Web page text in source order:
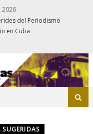
2026
del Periodismo
en Cuba